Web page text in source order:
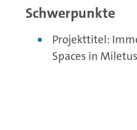
Schwerpunkte
Projekttitel:
Spaces in